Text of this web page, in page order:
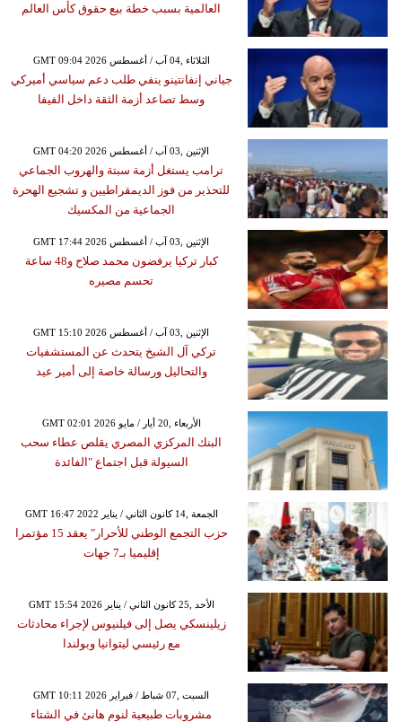
العالمية بسبب خطة بيع حقوق كأس العالم
GMT 09:04 2026 الثلاثاء ,04 آب / أغسطس
جياني إنفانتينو ينفي طلب دعم سياسي أميركي
وسط تصاعد أزمة الثقة داخل الفيفا
GMT 04:20 2026 الإثنين ,03 آب / أغسطس
ترامب يستغل أزمة سبتة والهروب الجماعي
للتحذير من فوز الديمقراطيين و تشجيع الهحرة
الجماعية من المكسيك
GMT 17:44 2026 الإثنين ,03 آب / أغسطس
كبار تركيا يرفضون محمد صلاح و48 ساعة
تحسم مصيره
GMT 15:10 2026 الإثنين ,03 آب / أغسطس
تركي آل الشيخ يتحدث عن المستشفيات
والتحاليل ورسالة خاصة إلى أمير عيد
GMT 02:01 2026 الأربعاء ,20 أيار / مايو
البنك المركزي المصري يقلص عطاء سحب
السيولة قبل اجتماع "الفائدة
GMT 16:47 2022 الجمعة ,14 كانون الثاني / يناير
حزب التجمع الوطني للأحرار" يعقد 15 مؤتمرا
إقليميا بـ7 جهات
GMT 15:54 2026 الأحد ,25 كانون الثاني / يناير
زيلينسكي يصل إلى فيلنيوس لإجراء محادثات
مع رئيسي ليتوانيا وبولندا
GMT 10:11 2026 السبت ,07 شباط / فبراير
مشروبات طبيعية لنوم هانئ في الشتاء